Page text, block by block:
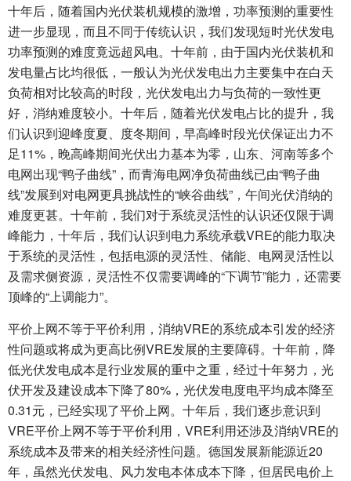
十年后，随着国内光伏装机规模的激增，功率预测的重要性
进一步显现，而且不同于传统认识，我们发现短时光伏发电
功率预测的难度竟远超风电。十年前，由于国内光伏装机和
发电量占比均很低，一般认为光伏发电出力主要集中在白天
负荷相对比较高的时段，光伏发电出力与负荷的一致性更
好，消纳难度较小。十年后，随着光伏发电占比的提升，我
们认识到迎峰度夏、度冬期间，早高峰时段光伏保证出力不
足11%，晚高峰期间光伏出力基本为零，山东、河南等多个
电网出现“鸭子曲线”，而青海电网净负荷曲线已由“鸭子曲
线”发展到对电网更具挑战性的“峡谷曲线”，午间光伏消纳的
难度更甚。十年前，我们对于系统灵活性的认识还仅限于调
峰能力，十年后，我们认识到电力系统承载VRE的能力取决
于系统的灵活性，包括电源的灵活性、储能、电网灵活性以
及需求侧资源，灵活性不仅需要调峰的“下调节”能力，还需要
顶峰的“上调能力”。
平价上网不等于平价利用，消纳VRE的系统成本引发的经济
性问题或将成为更高比例VRE发展的主要障碍。十年前，降
低光伏发电成本是行业发展的重中之重，经过十年努力，光
伏开发及建设成本下降了80%，光伏发电度电平均成本降至
0.31元，已经实现了平价上网。十年后，我们逐步意识到
VRE平价上网不等于平价利用，VRE利用还涉及消纳VRE的
系统成本及带来的相关经济性问题。德国发展新能源近20
年，虽然光伏发电、风力发电本体成本下降，但居民电价上